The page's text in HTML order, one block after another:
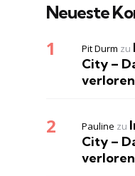
Neueste
Pit Durm zu
City –
Pauline zu
City –